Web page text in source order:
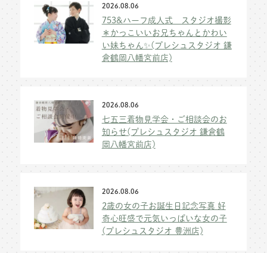
2026.08.06
753&ハーフ成人式 スタジオ撮影
＊かっこいいお兄ちゃんとかわい
い妹ちゃん✨(プレシュスタジオ 鎌
倉鶴岡八幡宮前店)
2026.08.06
七五三着物見学会・ご相談会のお
知らせ(プレシュスタジオ 鎌倉鶴
岡八幡宮前店)
2026.08.06
2歳の女の子お誕生日記念写真 好
奇心旺盛で元気いっぱいな女の子
(プレシュスタジオ 豊洲店)